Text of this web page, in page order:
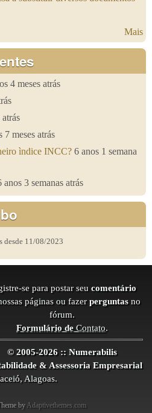
Mais
4 meses atrás
atrás
7 meses atrás
ìndice INCC? 6 anos 1 semana
anos 3 semanas atrás
desde 11/08/2023
se para postar seu comentário
páginas ou fazer perguntas no
fórum.
Formulário deContato.
© 2005-2026 :: Numerabilis
& Assessoria Empresarial
Alagoas.
by Adaptivethemes.com